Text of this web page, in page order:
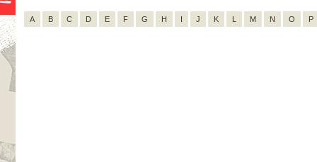
A B C D E F G H I J K L M N O P